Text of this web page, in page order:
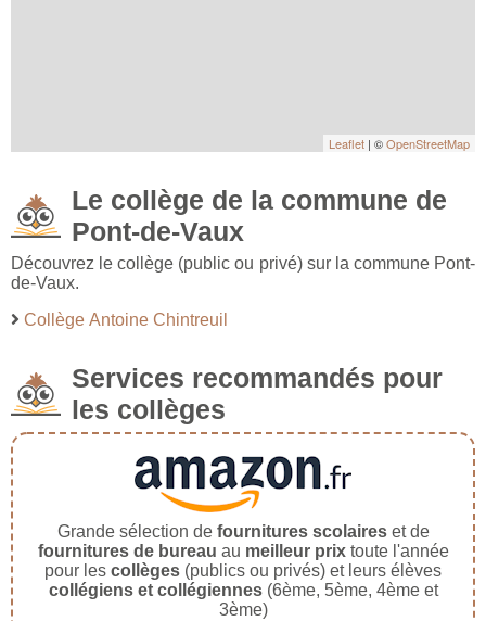
Leaflet | ©OpenStreetMap
Le collège de la commune de
Pont-de-Vaux
Découvrez le collège (public ou privé) sur la commune Pont-
de-Vaux.
Collège Antoine Chintreuil
Services recommandés pour
les collèges
Grande sélection de fournitures scolaireset de
fournitures de bureau au meilleur prixtoute l'année
pour les collèges (publics ou privés) et leurs élèves
collégiens et collégiennes(6ème, 5ème, 4ème et
3ème)